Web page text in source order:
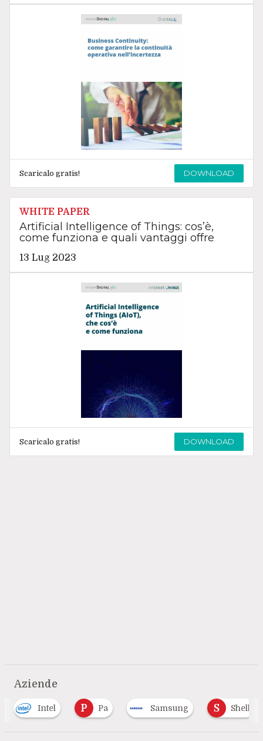
Scaricalo gratis! DOWNLOAD
WHITE PAPER
Artificial Intelligence of Things: cos’è,
come funziona e quali vantaggi offre
13 Lug 2023
Scaricalo gratis! DOWNLOAD
Aziende
Intel P Pa Samsung S Shell